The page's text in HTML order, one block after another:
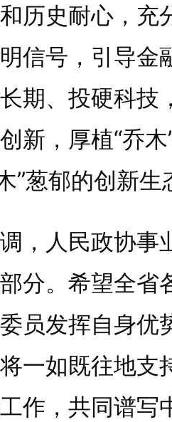
历史耐心，充
信号，引导金
期、投硬科技
新，厚植“乔木
”葱郁的创新生
人民政协事
分。希望全省
员发挥自身优
一如既往地支
作，共同谱写